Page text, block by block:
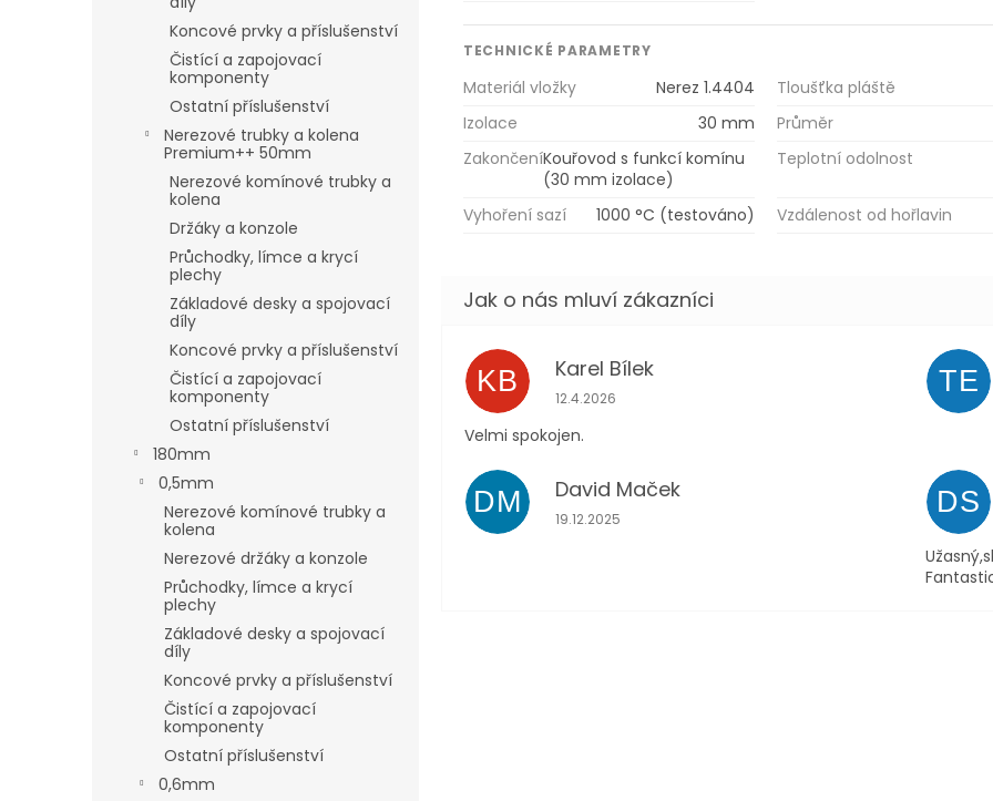
Koncové prvky a příslušenství
Čistící a zapojovací
komponenty
Ostatní příslušenství
Nerezové trubky a kolena
Premium++ 50mm
Nerezové komínové trubky a
kolena
Držáky a konzole
Průchodky, límce a krycí
plechy
Základové desky a spojovací
díly
Koncové prvky a příslušenství
Čistící a zapojovací
komponenty
Ostatní příslušenství
180mm
0,5mm
Nerezové komínové trubky a
kolena
Nerezové držáky a konzole
Průchodky, límce a krycí
plechy
Základové desky a spojovací
díly
Koncové prvky a příslušenství
Čistící a zapojovací
komponenty
Ostatní příslušenství
0,6mm
TECHNICKÉ PARAMETRY
Materiál vložky Nerez 1.4404 Tloušťka pláště
Izolace
30 mm Průměr
ZakončeníKouřovod s funkcí komínu
(30 mm izolace)
Teplotní odolnost
Vyhoření sazí 1000 °C (testováno) Vzdálenost od hořlavin
KB Karel Bílek
Hodnocení obchodu je 5 z 5 hvězdiček.
12.4.2026
Velmi spokojen.
TE
DM David Maček
Hodnocení obchodu je 5 z 5 hvězdiček.
19.12.2025
DS